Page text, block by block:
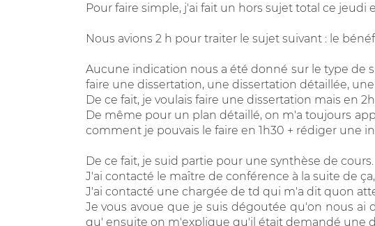
Pour faire simple, j'ai fait un hors sujet total ce jeudi
Nous avions 2 h pour traiter le sujet suivant : le
Aucune indication nous a été donné sur le type de
faire une dissertation, une dissertation détaillée,
De ce fait, je voulais faire une dissertation mais en
De même pour un plan détaillé, on m'a toujours
comment je pouvais le faire en 1h30 + rédiger une
De ce fait, je suid partie pour une synthèse de cours.
J'ai contacté le maître de conférence à la suite de
J'ai contacté une chargée de td qui m'a dit quon
Je vous avoue que je suis dégoutée qu'on nous
qu' ensuite on m'explique qu'il était demandé une